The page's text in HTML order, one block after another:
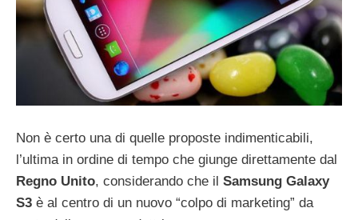
Non è certo una di quelle proposte indimenticabili,
l’ultima in ordine di tempo che giunge direttamente dal
Regno Unito, considerando che il Samsung Galaxy
S3 è al centro di un nuovo “colpo di marketing” da